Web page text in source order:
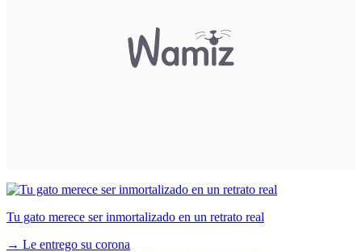
Tu gato merece ser inmortalizado en un retrato real
→ Le entrego su corona